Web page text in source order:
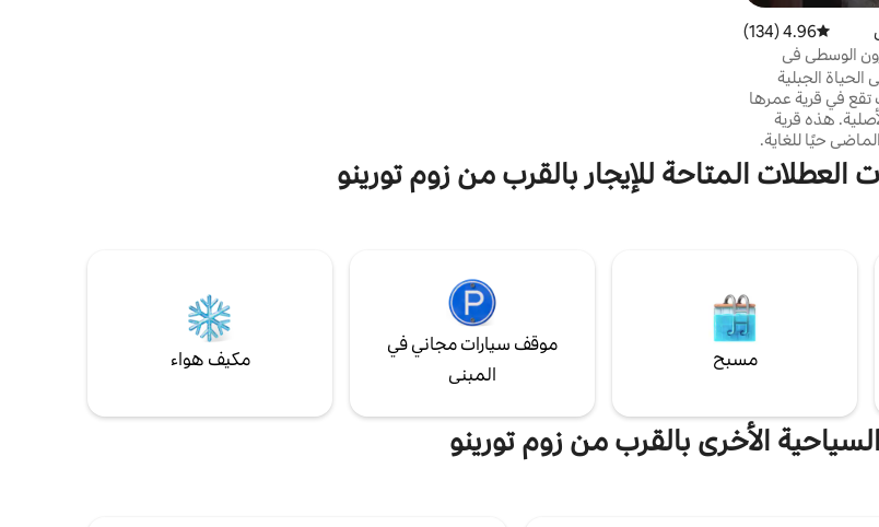
متوسط التقييم 4.96 من 5، 134 مراجعات
4.96 (134)
الوسطى في
الحياة الجبلية
تقع في قرية عمرها
قرون من المنازل الحجرية الأصلية. هذه قرية
حيًا للغاية.
ودافئ في الشتاء.
مسارات جبال
عمق فال بيليس
العطلات المتاحة للإيجار بالقرب من زوم تورينو
مسبح
موقف سيارات مجاني في
المبنى
مكيف هواء
الأخرى بالقرب من زوم تورينو